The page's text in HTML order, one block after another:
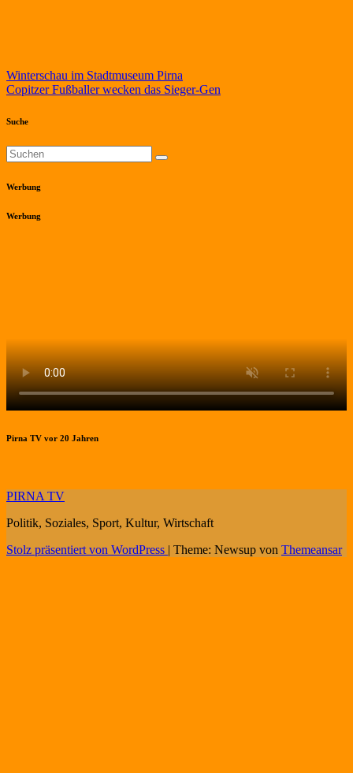
Beitragsnavigation
Winterschau im Stadtmuseum Pirna
Copitzer Fußballer wecken das Sieger-Gen
Suche
Werbung
Werbung
Pirna TV vor 20 Jahren
PIRNA TV
Politik, Soziales, Sport, Kultur, Wirtschaft
Stolz präsentiert von WordPress | Theme: Newsup von Themeansar